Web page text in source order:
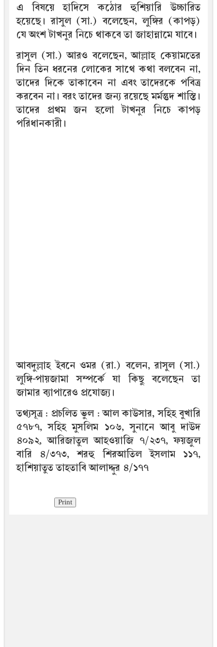
এ বিষয়ে হাদিসে কঠোর হুশিয়ারি উচ্চারিত
হয়েছে। রাসুল (সা.) বলেছেন, লুঙ্গির (কাপড়)
যে অংশ টাখনুর নিচে থাকবে তা জাহান্নামে যাবে।
রাসুল (সা.) আরও বলেছেন, আল্লাহ কেয়ামতের
দিন তিন ধরনের লোকের সাথে কথা বলবেন না,
তাদের দিকে তাকাবেন না এবং তাদেরকে পবিত্র
করবেন না। বরং তাদের জন্য রয়েছে মর্মন্তুদ শাস্তি।
তাদের প্রথম জন হলো টাখনুর নিচে কাপড়
পরিধানকারী।
আবদুল্লাহ ইবনে ওমর (রা.) বলেন, রাসুল (সা.)
লুঙ্গি-পায়জামা সম্পর্কে যা কিছু বলেছেন তা
জামার ব্যাপারেও প্রযোজ্য।
তথ্যসূত্র : প্রচলিত ভুল : আল কাউসার, সহিহ বুখারি
৫৭৮৭, সহিহ মুসলিম ১০৬, সুনানে আবু দাউদ
৪০৯২, আরিজাতুল আহওয়াজি ৭/২৩৭, ফয়জুল
বারি ৪/৩৭৩, শরহু শিরআতিল ইসলাম ১১৭,
হাশিয়াতুত তাহতাবি আলাদ্দুর ৪/১৭৭
Print